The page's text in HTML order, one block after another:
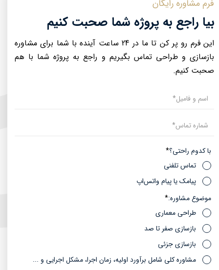
این فرم رو پر کن تا ما در 24 ساعت آینده با شما برای مشاوره
بازسازی و طراحی تماس بگیریم و راجع به پروژه شما با هم
صحبت کنیم.​​​​​​​​​​​​​​
فرم مشاوره رایگان
موضوع مشاوره:
طراحی معماری
بازسازی صفر تا صد
بازسازی جزئی
مشاوره کلی شامل برآورد اولیه، زمان اجرا، مشکل اجرایی و ...
با کدوم راحتی؟
تماس تلفنی
پیامک یا پیام واتس‌اپ
بیا راجع به پروژه شما صحبت کنیم